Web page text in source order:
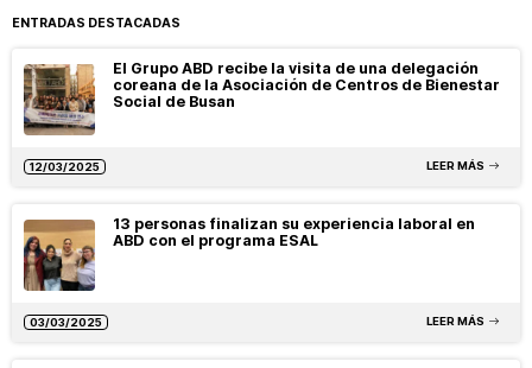
ENTRADAS DESTACADAS
El Grupo ABD recibe la visita de una delegación
coreana de la Asociación de Centros de Bienestar
Social de Busan
12/03/2025 LEER MÁS
13 personas finalizan su experiencia laboral en
ABD con el programa ESAL
03/03/2025 LEER MÁS